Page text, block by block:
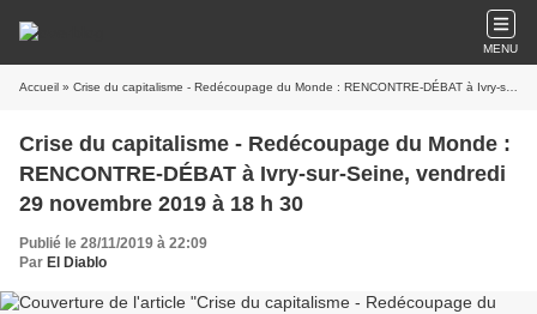
MENU
Accueil » Crise du capitalisme - Redécoupage du Monde : RENCONTRE-DÉBAT à Ivry-sur-Seine, vendredi 29 novembre 2019 à 18 h 30
Crise du capitalisme - Redécoupage du Monde :
RENCONTRE-DÉBAT à Ivry-sur-Seine, vendredi
29 novembre 2019 à 18 h 30
Publié le 28/11/2019 à 22:09
Par El Diablo